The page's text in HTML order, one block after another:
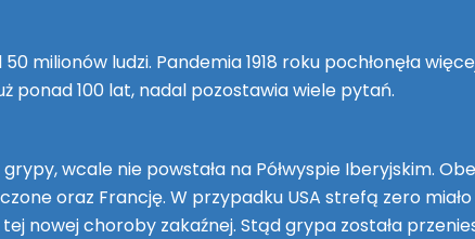
milionów ludzi. Pandemia 1918 roku pochłonęła
ponad 100 lat, nadal pozostawia wiele pytań.
wcale nie powstała na Półwyspie Iberyjskim.
oraz Francję. W przypadku USA strefą zero
nowej choroby zakaźnej. Stąd grypa została